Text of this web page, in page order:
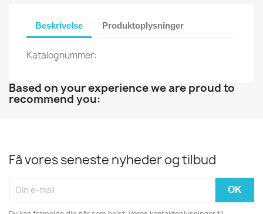
Beskrivelse Produktoplysninger
Katalognummer:
Based on your experience we are proud to
recommend you:
Få vores seneste nyheder og tilbud